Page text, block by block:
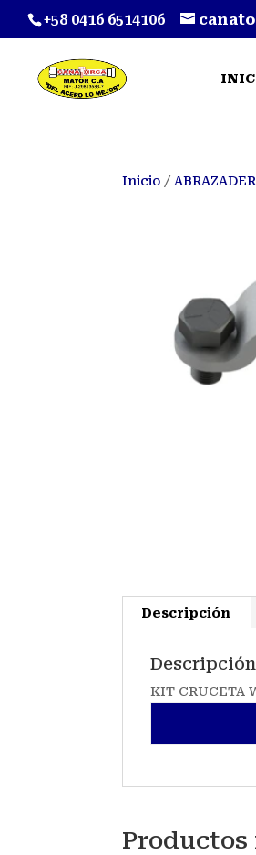
+58 0416 6514106
Inicio /
Descripción
Descripción
KIT CRUCETA
Productos